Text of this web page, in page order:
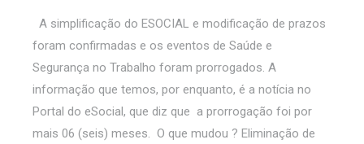
A simplificação do ESOCIAL e modificação de prazos
foram confirmadas e os eventos de Saúde e
Segurança no Trabalho foram prorrogados. A
informação que temos, por enquanto, é a notícia no
Portal do eSocial, que diz que a prorrogação foi por
mais 06 (seis) meses. O que mudou ? Eliminação de